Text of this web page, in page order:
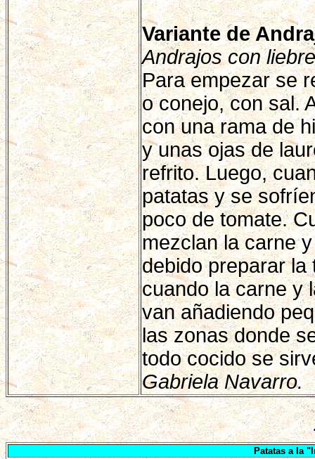
Variante de
Andrajos con
Para empezar se
o conejo, con sal.
con una rama de
y unas ojas de
refrito. Luego,
patatas y se
poco de tomate.
mezclan la carne
debido preparar la
cuando la carne y
van añadiendo
las zonas donde
todo cocido se
Gabriela Navarro.
Patatas a la